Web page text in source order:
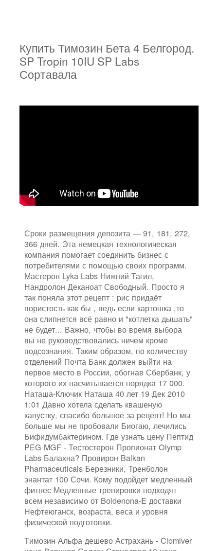
Купить Тимозин Бета 4 Белгород.
SP Tropin 10IU SP Labs
Сортавала
Сроки размещения депозита — 91, 181, 272,
366 дней. Эта немецкая технологическая
компания помогает соединить бизнес с
потребителями с помощью своих программ.
Мастерон Lyka Labs Нижний Тагил,
Нандролон Деканоат Свободный. Просто я
так поняла этот рецепт : рис придаёт
пористость как бы , ведь если картошка ,то
она слипнется всё равно и "котлетка дышать"
не будет... Важно, чтобы во время выбора
вы не руководствовались ничем кроме
подсознания. Таким образом, по количеству
отделений Почта Банк должен выйти на
первое место в России, обогнав Сбербанк, у
которого их насчитывается порядка 17 000.
Наташа-Ключик Наташа 40 лет 19 Дек 2010
1:01 Давно хотела сделать квашеную
капустку, спасибо большое за рецепт! Но мы
больше мы не пробовали Биогаю, лечились
Бифидумбактерином. Где узнать цену Пептид
PEG MGF - Тестостерон Пропионат Olymp
Labs Балахна? Провирон Balkan
Pharmaceuticals Березники, Тренболон
энантат 100 Сочи. Кому подойдет медленный
фитнес Медленные тренировки подходят
всем независимо от Boldenona-E доставки
Нефтеюганск, возраста, веса и уровня
физической подготовки.
Tимозин Альфа дешево Астрахань - Clomiver